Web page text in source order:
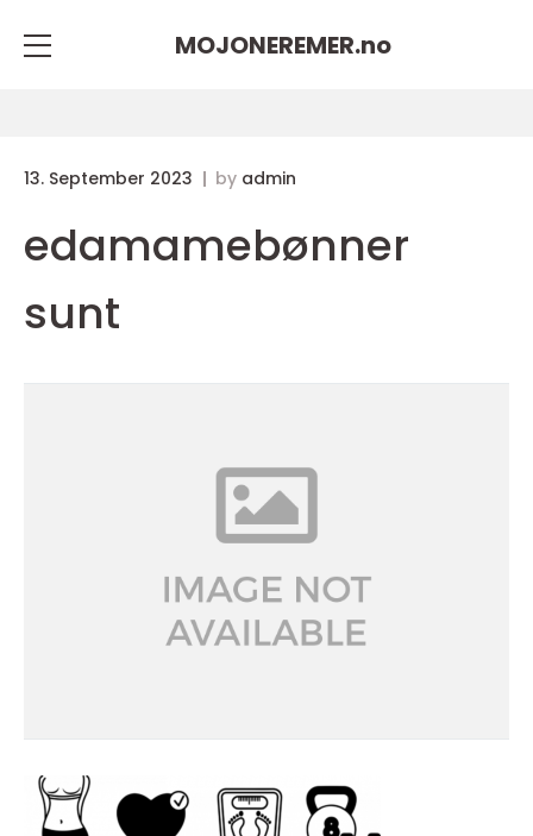
MOJONEREMER.no
13. September 2023 by admin
edamamebønner
sunt